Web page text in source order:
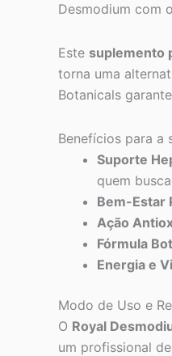
Desmodium com
Este suplemento
torna uma
Botanicals
Benefícios para a
Suporte
quem
Bem-Estar
Ação
Fórmula
Energia e
Modo de Uso e
O Royal
um profissional